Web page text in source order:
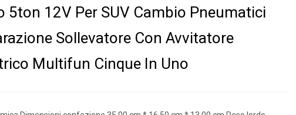
5ton 12V Per SUV Cambio Pneumatici
Sollevatore Con Avvitatore
Multifun Cinque In Uno